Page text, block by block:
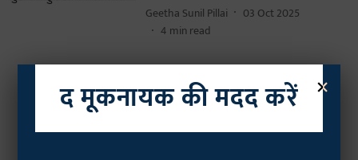
Geetha Sunil Pillai
03 Oct 2025
4 min read
×
द मूकनायक की मदद करें